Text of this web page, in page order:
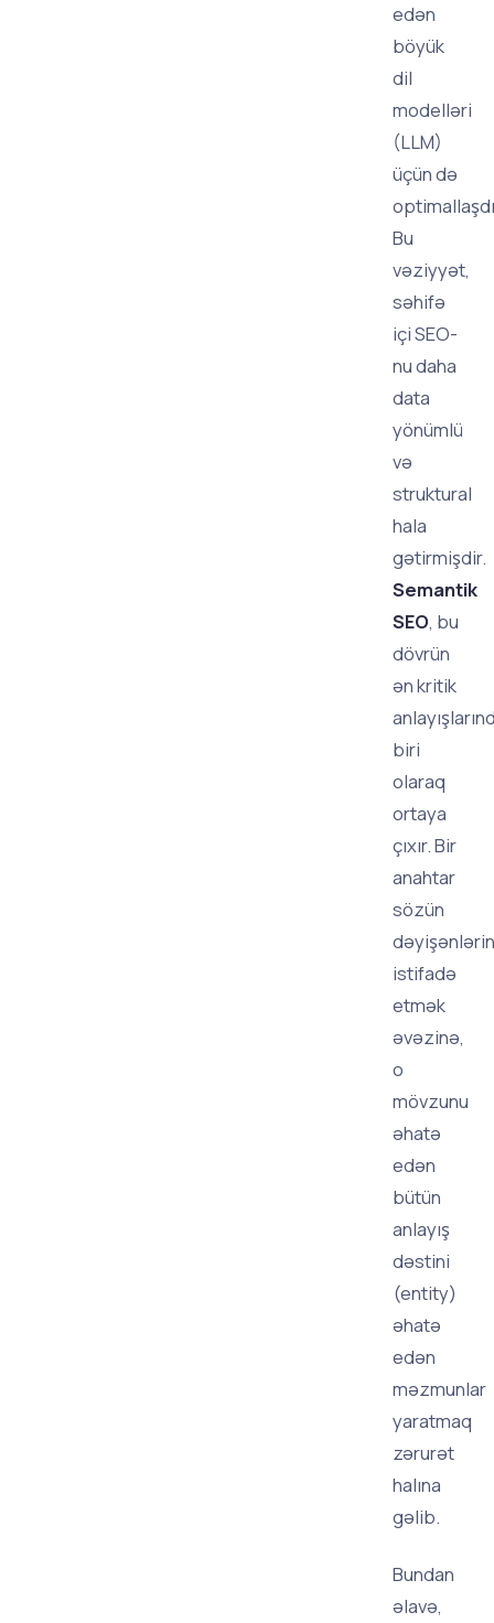
edən
böyük
dil
modelləri
(LLM)
üçün də
Bu
vəziyyət,
səhifə
içi SEO-
nu daha
data
yönümlü
və
struktural
hala
gətirmişdir.
Semantik
SEO, bu
dövrün
ən kritik
biri
olaraq
ortaya
çıxır. Bir
anahtar
sözün
istifadə
etmək
əvəzinə,
o
mövzunu
əhatə
edən
bütün
anlayış
dəstini
(entity)
əhatə
edən
məzmunlar
yaratmaq
zərurət
halına
gəlib.
Bundan
əlavə,